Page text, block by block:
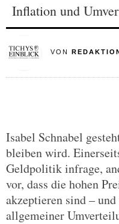
Inflation und
VON
Isabel Schnabel
bleiben wird.
Geldpolitik infrage,
vor, dass die hohen
akzeptieren sind –
allgemeiner